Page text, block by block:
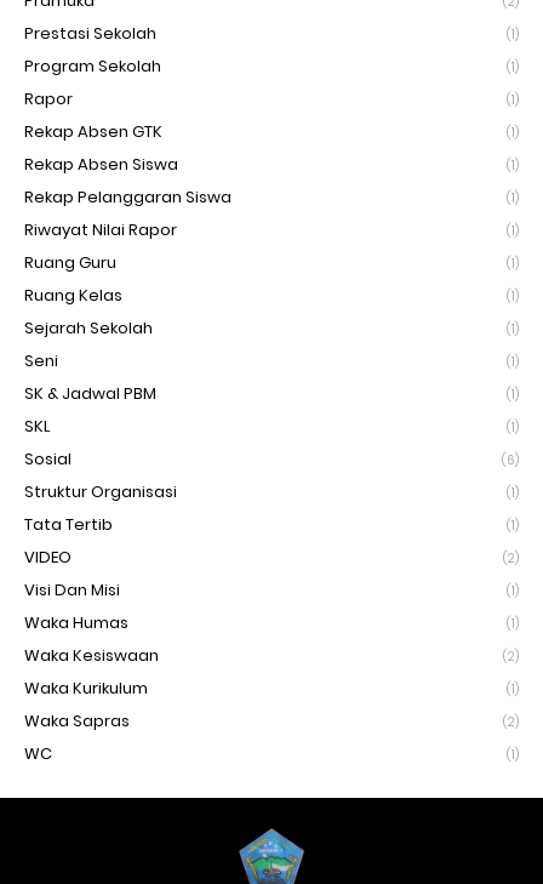
Prestasi Sekolah (1)
Program Sekolah (1)
Rapor (1)
Rekap Absen GTK (1)
Rekap Absen Siswa (1)
Rekap Pelanggaran Siswa (1)
Riwayat Nilai Rapor (1)
Ruang Guru (1)
Ruang Kelas (1)
Sejarah Sekolah (1)
Seni (1)
SK & Jadwal PBM (1)
SKL (1)
Sosial (6)
Struktur Organisasi (1)
Tata Tertib (1)
VIDEO (2)
Visi Dan Misi (1)
Waka Humas (1)
Waka Kesiswaan (2)
Waka Kurikulum (1)
Waka Sapras (2)
WC (1)